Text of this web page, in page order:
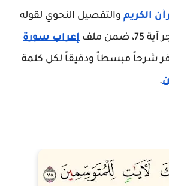
الكريم والتفصيل النحوي لقوله
ملف
إعراب سورة
شرحاً مبسطاً ودقيقاً لكل كلمة
.